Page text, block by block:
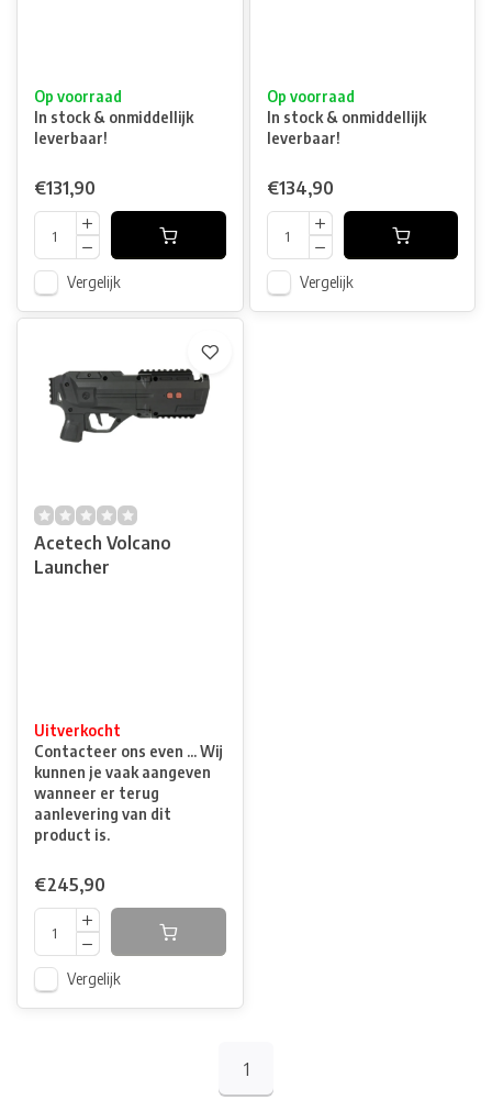
Op voorraad
In stock & onmiddellijk
leverbaar!
€131,90
Vergelijk
Op voorraad
In stock & onmiddellijk
leverbaar!
€134,90
Vergelijk
Acetech Volcano
Launcher
Uitverkocht
Contacteer ons even ... Wij
kunnen je vaak aangeven
wanneer er terug
aanlevering van dit
product is.
€245,90
Vergelijk
1